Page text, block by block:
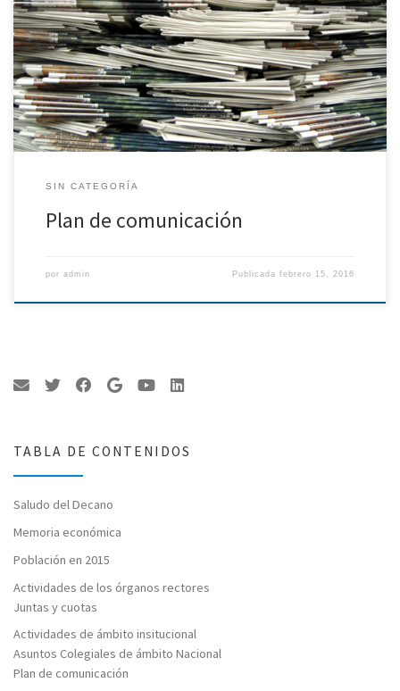
actualizándose semanalmente. Además, se preparó el concurso
de “Buque Destacado de 2014” que se votó durante 2014. El
premio se anunció en las festividades de la Virgen del Carmen y se
entregó durante la celebración del 54º Congreso […]
SIN CATEGORÍA
Plan de comunicación
por admin Publicadafebrero 15, 2016
TABLA DE CONTENIDOS
Saludo del Decano
Memoria económica
Población en 2015
Actividades de los órganos rectores
Juntas y cuotas
Actividades de ámbito insitucional
Asuntos Colegiales de ámbito Nacional
Plan de comunicación